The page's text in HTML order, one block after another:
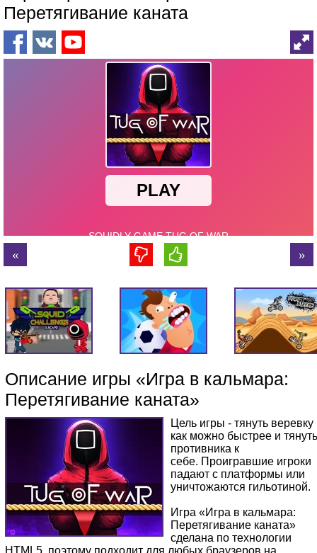
Перетягивание каната
Описание игры «Игра в кальмара:
Перетягивание каната»
Цель игры - тянуть веревку
как можно быстрее и тянуть
противника к
себе. Проигравшие игроки
падают с платформы или
уничтожаются гильотиной.
Игра «Игра в кальмара:
Перетягивание каната»
сделана по технологии
HTML5, поэтому подходит для любых браузеров на